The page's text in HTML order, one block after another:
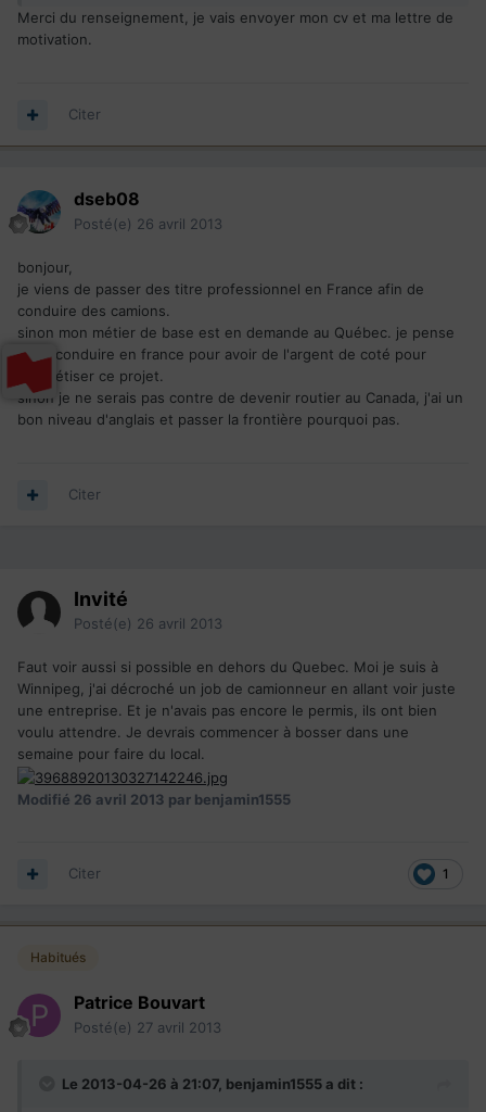
Merci du renseignement, je vais envoyer mon cv et ma lettre de
motivation.
Citer
dseb08
Posté(e) 26 avril 2013
bonjour,
je viens de passer des titre professionnel en France afin de
conduire des camions.
sinon mon métier de base est en demande au Québec. je pense
donc conduire en france pour avoir de l'argent de coté pour
concrétiser ce projet.
sinon je ne serais pas contre de devenir routier au Canada, j'ai un
bon niveau d'anglais et passer la frontière pourquoi pas.
Citer
Invité
Posté(e) 26 avril 2013
Faut voir aussi si possible en dehors du Quebec. Moi je suis à
Winnipeg, j'ai décroché un job de camionneur en allant voir juste
une entreprise. Et je n'avais pas encore le permis, ils ont bien
voulu attendre. Je devrais commencer à bosser dans une
semaine pour faire du local.
Modifié 26 avril 2013 par benjamin1555
1
Citer
Habitués
Patrice Bouvart
Posté(e) 27 avril 2013
Le 2013-04-26 à 21:07, benjamin1555 a dit :